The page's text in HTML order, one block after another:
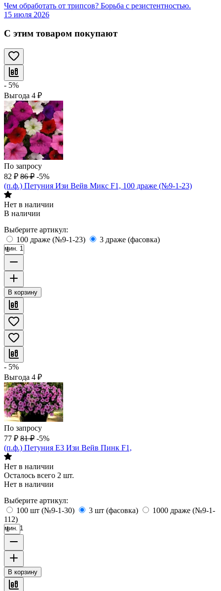
Чем обработать от трипсов? Борьба с резистентностью.
15 июля 2026
С этим товаром покупают
- 5%
Выгода 4 ₽
По запросу
82 ₽ 86 ₽ -5%
(п.ф.) Петуния Изи Вейв Микс F1, 100 драже (№9-1-23)
Нет в наличии
В наличии
Выберите артикул:
100 драже (№9-1-23)
3 драже (фасовка)
мин. 1
В корзину
- 5%
Выгода 4 ₽
По запросу
77 ₽ 81 ₽ -5%
(п.ф.) Петуния E3 Изи Вейв Пинк F1,
Нет в наличии
Осталось всего 2 шт.
Нет в наличии
Выберите артикул:
100 шт (№9-1-30)
3 шт (фасовка)
1000 драже (№9-1-
112)
мин. 1
В корзину